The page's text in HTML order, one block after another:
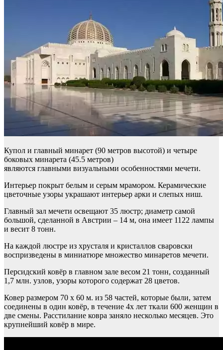
Купол и главный минарет (90 метров высотой) и четыре
боковых минарета (45.5 метров)
являются главными визуальными особенностями мечети.
Интерьер покрыт белым и серым мрамором. Керамические
цветочные узоры украшают интерьер арки и слепых ниш.
Главный зал мечети освещают 35 люстр; диаметр самой
большой, сделанной в Австрии – 14 м, она имеет 1122 лампы
и весит 8 тонн.
На каждой люстре из хрусталя и кристаллов сваровски
воспризведены в миниатюре множество минаретов мечети.
Персидский ковёр в главном зале весом 21 тонн, созданный
1,7 млн. узлов, узоры которого содержат 28 цветов.
Ковер размером 70 х 60 м. из 58 частей, которые были, затем
соединены в один ковёр, в течение 4х лет ткали 600 женщин в
две смены. Расстилание ковра заняло несколько месяцев. Это
крупнейший ковёр в мире.